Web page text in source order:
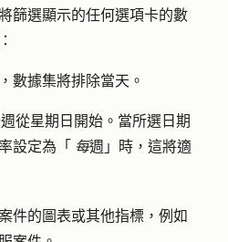
篩選顯示的任何選項卡的數
數據集將排除當天。
從星期日開始。當所選日期
設定為「 每週」時，這將適
件的圖表或其他指標，例如